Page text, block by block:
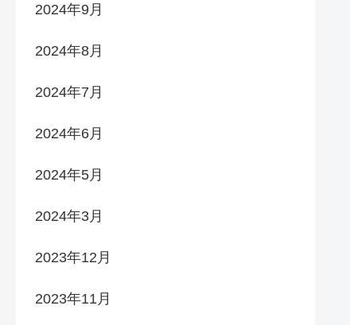
2024年9月
2024年8月
2024年7月
2024年6月
2024年5月
2024年3月
2023年12月
2023年11月